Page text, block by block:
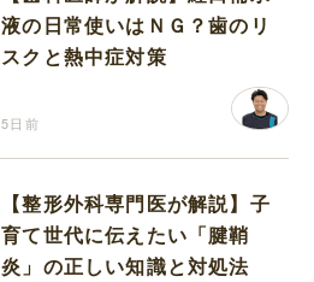
液の日常使いはＮＧ？歯のリ
スクと熱中症対策
5日前
【整形外科専門医が解説】子
育て世代に伝えたい「腱鞘
炎」の正しい知識と対処法